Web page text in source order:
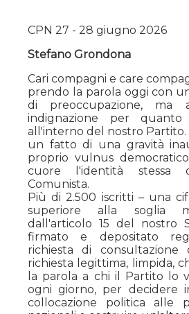
CPN 27 - 28 giugno 2026
Stefano Grondona
Cari compagni e care
prendo la parola oggi con
di preoccupazione, ma
indignazione per quanto
all'interno del nostro Partito.
un fatto di una gravità
proprio vulnus
cuore l'identità stessa
Comunista.
Più di 2.500 iscritti – una
superiore alla soglia
dall'articolo 15 del nostro
firmato e depositato
richiesta di consultazione
richiesta legittima, limpida,
la parola a chi il Partito lo
ogni giorno, per decidere
collocazione politica alle